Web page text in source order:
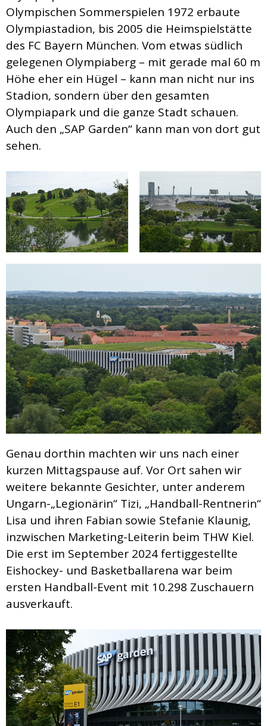
Olympischen Sommerspielen 1972 erbaute
Olympiastadion, bis 2005 die Heimspielstätte
des FC Bayern München. Vom etwas südlich
gelegenen Olympiaberg – mit gerade mal 60 m
Höhe eher ein Hügel – kann man nicht nur ins
Stadion, sondern über den gesamten
Olympiapark und die ganze Stadt schauen.
Auch den „SAP Garden“ kann man von dort gut
sehen.
Genau dorthin machten wir uns nach einer
kurzen Mittagspause auf. Vor Ort sahen wir
weitere bekannte Gesichter, unter anderem
Ungarn-„Legionärin“ Tizi, „Handball-Rentnerin“
Lisa und ihren Fabian sowie Stefanie Klaunig,
inzwischen Marketing-Leiterin beim THW Kiel.
Die erst im September 2024 fertiggestellte
Eishockey- und Basketballarena war beim
ersten Handball-Event mit 10.298 Zuschauern
ausverkauft.